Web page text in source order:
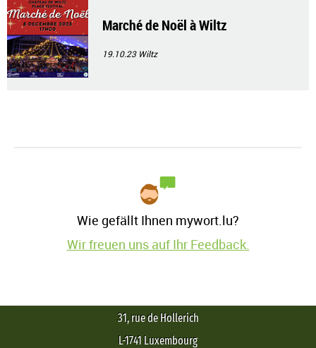
Marché de Noël à Wiltz
19.10.23 Wiltz
Wie gefällt Ihnen mywort.lu?
Wir freuen uns auf Ihr Feedback.
31, rue de Hollerich
L-1741 Luxembourg